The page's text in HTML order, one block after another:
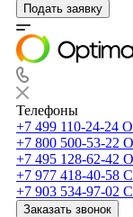
Подать заявку
Телефоны
+7 499 110-24-24
+7 800 500-53-22
+7 495 128-62-42
+7 977 418-40-58
+7 903 534-97-02
Заказать звонок